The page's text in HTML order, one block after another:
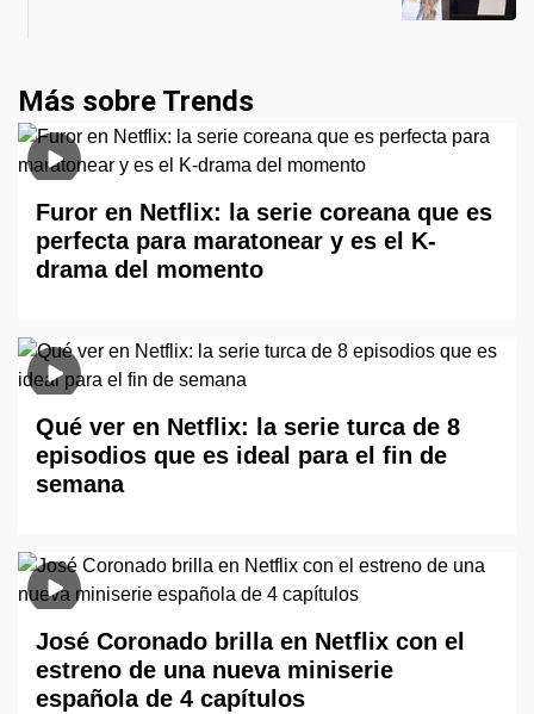
Más sobre Trends
Furor en Netflix: la serie coreana que es
perfecta para maratonear y es el K-
drama del momento
Qué ver en Netflix: la serie turca de 8
episodios que es ideal para el fin de
semana
José Coronado brilla en Netflix con el
estreno de una nueva miniserie
española de 4 capítulos